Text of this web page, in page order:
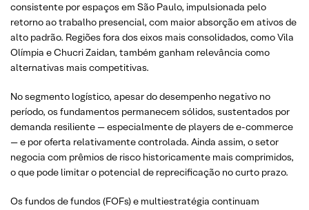
consistente por espaços em São Paulo, impulsionada pelo
retorno ao trabalho presencial, com maior absorção em ativos de
alto padrão. Regiões fora dos eixos mais consolidados, como Vila
Olímpia e Chucri Zaidan, também ganham relevância como
alternativas mais competitivas.
No segmento logístico, apesar do desempenho negativo no
período, os fundamentos permanecem sólidos, sustentados por
demanda resiliente — especialmente de players de e-commerce
— e por oferta relativamente controlada. Ainda assim, o setor
negocia com prêmios de risco historicamente mais comprimidos,
o que pode limitar o potencial de reprecificação no curto prazo.
Os fundos de fundos (FOFs) e multiestratégia continuam